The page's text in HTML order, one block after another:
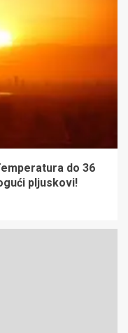
do 36
pljuskovi!